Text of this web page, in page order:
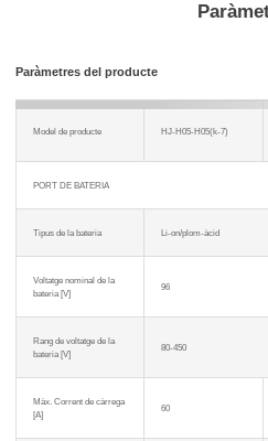
Paràmetres del producte
Model de producte HJ-H05-H05(k-7)
PORT DE BATERIA
Tipus de la bateria Li-on/plom-àcid
Voltatge nominal de la
bateria [V]
96
Rang de voltatge de la
bateria [V]
80-450
Màx. Corrent de càrrega
[A]
60